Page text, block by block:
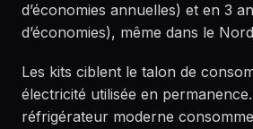
d’économies annuelles) et en 3
d’économies), même dans le
Les kits ciblent le talon de
électricité utilisée en
réfrigérateur moderne